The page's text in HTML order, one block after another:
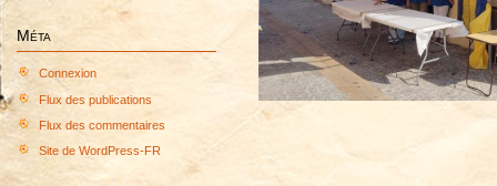
Méta
Connexion
Flux des publications
Flux des commentaires
Site de WordPress-FR